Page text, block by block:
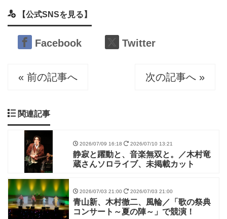
【公式SNSを見る】
Facebook Twitter
« 前の記事へ 次の記事へ »
関連記事
2026/07/09 16:18 2026/07/10 13:21
静寂と躍動と、音楽無双と。／木村竜
蔵さんソロライブ、未掲載カット
2026/07/03 21:00 2026/07/03 21:00
青山新、木村徹二、風輪／「歌の祭典
コンサート～夏の陣～」で競演！